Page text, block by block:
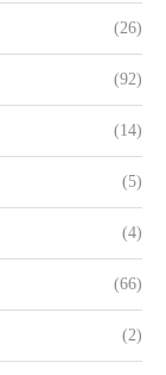
(26)
(92)
(14)
(5)
(4)
(66)
(2)